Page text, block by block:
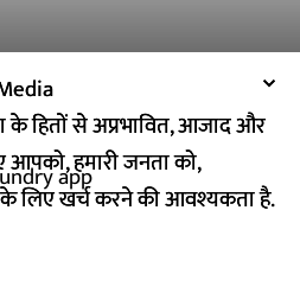
के हितों से अप्रभावित, आजाद और
आपको, हमारी जनता को,
लिए खर्च करने की आवश्यकता है.
के हितों से अप्रभावित, आजाद और
आपको, हमारी जनता को,
लिए खर्च करने की आवश्यकता है.
app